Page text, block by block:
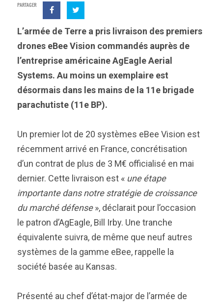
PARTAGER
L’armée de Terre a pris livraison des premiers
drones eBee Vision commandés auprès de
l’entreprise américaine AgEagle Aerial
Systems. Au moins un exemplaire est
désormais dans les mains de la 11e brigade
parachutiste (11e BP).
Un premier lot de 20 systèmes eBee Vision est
récemment arrivé en France, concrétisation
d’un contrat de plus de 3 M€ officialisé en mai
dernier. Cette livraison est « une étape
importante dans notre stratégie de croissance
du marché défense», déclarait pour l’occasion
le patron d’AgEagle, Bill Irby. Une tranche
équivalente suivra, de même que neuf autres
systèmes de la gamme eBee, rappelle la
société basée au Kansas.
Présenté au chef d’état-major de l’armée de